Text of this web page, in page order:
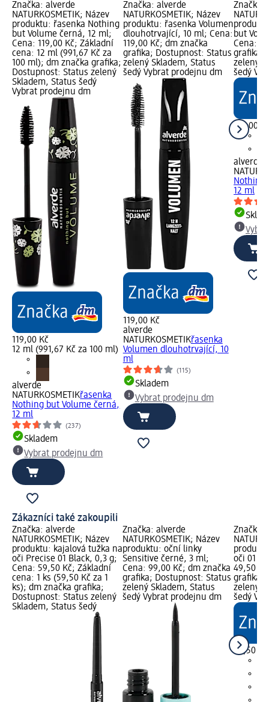
Značka: alverde
NATURKOSMETIK; Název
produktu: řasenka Nothing
but Volume černá, 12 ml;
Cena: 119,00 Kč; Základní
cena: 12 ml (991,67 Kč za
100 ml); dm značka grafika;
Dostupnost: Status zelený
Skladem, Status šedý
Vybrat prodejnu dm
119,00 Kč
12 ml (991,67 Kč za 100 ml)
alverde
NATURKOSMETIKřasenka
Nothing but Volume černá,
12 ml
(237)
Skladem
Vybrat prodejnu dm
Značka: alverde
NATURKOSMETIK; Název
produktu: řasenka Volumen
dlouhotrvající, 10 ml; Cena:
119,00 Kč; dm značka
grafika; Dostupnost: Status
zelený Skladem, Status
šedý Vybrat prodejnu dm
119,00 Kč
alverde
NATURKOSMETIKřasenka
Volumen dlouhotrvající, 10
ml
(115)
Skladem
Vybrat prodejnu dm
Značka:
but
Cena:
grafika;
zelený
šedý
119,00
alverde
Nothing
12 ml
Zákazníci také zakoupili
Značka: alverde
NATURKOSMETIK; Název
produktu: kajalová tužka na
oči Precise 01 Black, 0,3 g;
Cena: 59,50 Kč; Základní
cena: 1 ks (59,50 Kč za 1
ks); dm značka grafika;
Dostupnost: Status zelený
Skladem, Status šedý
Značka: alverde
NATURKOSMETIK; Název
produktu: oční linky
Sensitive černé, 3 ml;
Cena: 99,00 Kč; dm značka
grafika; Dostupnost: Status
zelený Skladem, Status
šedý Vybrat prodejnu dm
Značka:
oči 01
49,50
grafika;
zelený
šedý
49,50 Kč